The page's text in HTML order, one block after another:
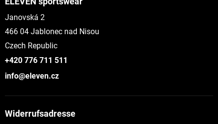
Janovská 2
466 04 Jablonec nad Nisou
Czech Republic
+420 776 711 511
info@eleven.cz
Widerrufsadresse